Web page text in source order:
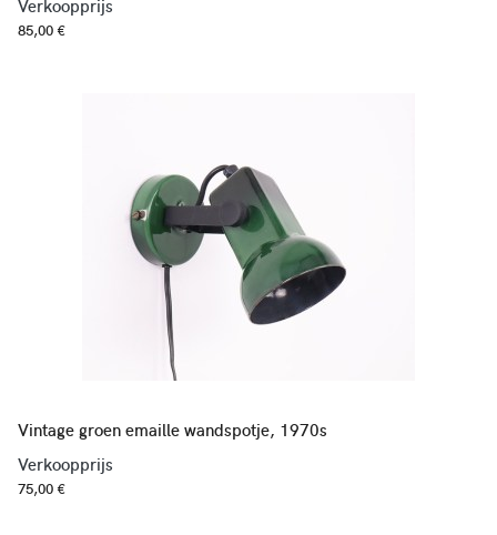
Verkoopprijs
85,00 €
Vintage groen emaille wandspotje, 1970s
Verkoopprijs
75,00 €